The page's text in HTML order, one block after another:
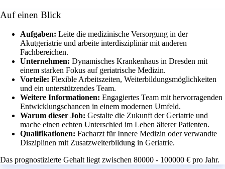
Auf einen Blick
Aufgaben: Leite die medizinische Versorgung in der
Akutgeriatrie und arbeite interdisziplinär mit anderen
Fachbereichen.
Unternehmen: Dynamisches Krankenhaus in Dresden mit
einem starken Fokus auf geriatrische Medizin.
Vorteile: Flexible Arbeitszeiten, Weiterbildungsmöglichkeiten
und ein unterstützendes Team.
Weitere Informationen: Engagiertes Team mit hervorragenden
Entwicklungschancen in einem modernen Umfeld.
Warum dieser Job: Gestalte die Zukunft der Geriatrie und
mache einen echten Unterschied im Leben älterer Patienten.
Qualifikationen: Facharzt für Innere Medizin oder verwandte
Disziplinen mit Zusatzweiterbildung in Geriatrie.
Das prognostizierte Gehalt liegt zwischen 80000 - 100000 € pro Jahr.